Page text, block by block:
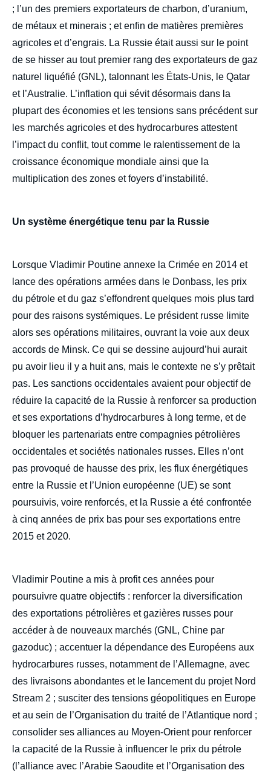
; l’un des premiers exportateurs de charbon, d’uranium,
de métaux et minerais ; et enfin de matières premières
agricoles et d’engrais. La Russie était aussi sur le point
de se hisser au tout premier rang des exportateurs de gaz
naturel liquéfié (GNL), talonnant les États-Unis, le Qatar
et l’Australie. L’inflation qui sévit désormais dans la
plupart des économies et les tensions sans précédent sur
les marchés agricoles et des hydrocarbures attestent
l’impact du conflit, tout comme le ralentissement de la
croissance économique mondiale ainsi que la
multiplication des zones et foyers d’instabilité.
Un système énergétique tenu par la Russie
Lorsque Vladimir Poutine annexe la Crimée en 2014 et
lance des opérations armées dans le Donbass, les prix
du pétrole et du gaz s’effondrent quelques mois plus tard
pour des raisons systémiques. Le président russe limite
alors ses opérations militaires, ouvrant la voie aux deux
accords de Minsk. Ce qui se dessine aujourd’hui aurait
pu avoir lieu il y a huit ans, mais le contexte ne s’y prêtait
pas. Les sanctions occidentales avaient pour objectif de
réduire la capacité de la Russie à renforcer sa production
et ses exportations d’hydrocarbures à long terme, et de
bloquer les partenariats entre compagnies pétrolières
occidentales et sociétés nationales russes. Elles n’ont
pas provoqué de hausse des prix, les flux énergétiques
entre la Russie et l’Union européenne (UE) se sont
poursuivis, voire renforcés, et la Russie a été confrontée
à cinq années de prix bas pour ses exportations entre
2015 et 2020.
Vladimir Poutine a mis à profit ces années pour
poursuivre quatre objectifs : renforcer la diversification
des exportations pétrolières et gazières russes pour
accéder à de nouveaux marchés (GNL, Chine par
gazoduc) ; accentuer la dépendance des Européens aux
hydrocarbures russes, notamment de l’Allemagne, avec
des livraisons abondantes et le lancement du projet Nord
Stream 2 ; susciter des tensions géopolitiques en Europe
et au sein de l’Organisation du traité de l’Atlantique nord ;
consolider ses alliances au Moyen-Orient pour renforcer
la capacité de la Russie à influencer le prix du pétrole
(l’alliance avec l’Arabie Saoudite et l’Organisation des
Image
de